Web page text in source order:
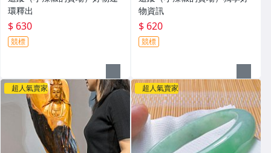
環釋出
$ 630
競標
物資訊
$ 620
競標
超人氣賣家 超人氣賣家